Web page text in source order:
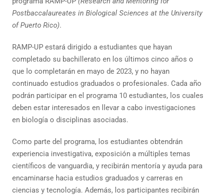
Postbaccalaureates in Biological Sciences at the University
of Puerto Rico).
RAMP-UP estará dirigido a estudiantes que hayan
completado su bachillerato en los últimos cinco años o
que lo completarán en mayo de 2023, y no hayan
continuado estudios graduados o profesionales. Cada año
podrán participar en el programa 10 estudiantes, los cuales
deben estar interesados en llevar a cabo investigaciones
en biología o disciplinas asociadas.
Como parte del programa, los estudiantes obtendrán
experiencia investigativa, exposición a múltiples temas
científicos de vanguardia, y recibirán mentoría y ayuda para
encaminarse hacia estudios graduados y carreras en
ciencias y tecnología. Además, los participantes recibirán